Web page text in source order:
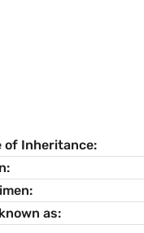
of Inheritance
as